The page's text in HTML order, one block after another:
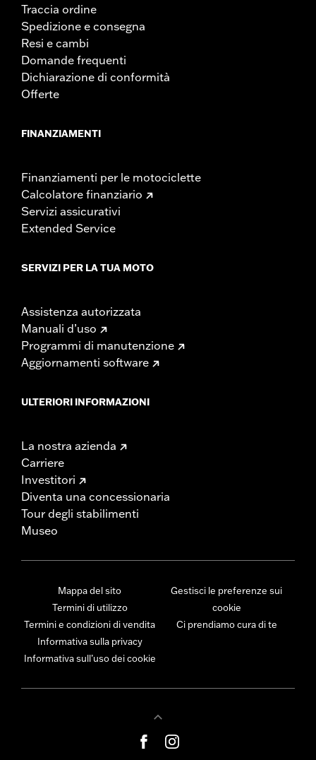
Traccia ordine
Spedizione e consegna
Resi e cambi
Domande frequenti
Dichiarazione di conformità
Offerte
FINANZIAMENTI
Finanziamenti per le motociclette
Calcolatore finanziario
Servizi assicurativi
Extended Service
SERVIZI PER LA TUA MOTO
Assistenza autorizzata
Manuali d’uso
Programmi di manutenzione
Aggiornamenti software
ULTERIORI INFORMAZIONI
La nostra azienda
Carriere
Investitori
Diventa una concessionaria
Tour degli stabilimenti
Museo
Mappa del sito
Termini di utilizzo
Termini e condizioni di vendita
Informativa sulla privacy
Informativa sull’uso dei cookie
Gestisci le preferenze sui
cookie
Ci prendiamo cura di te